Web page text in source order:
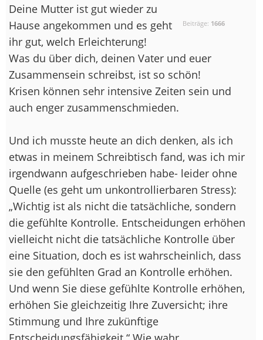
Beiträge: 1666
Deine Mutter ist gut wieder zu
Hause angekommen und es geht
ihr gut, welch Erleichterung!
Was du über dich, deinen Vater und euer
Zusammensein schreibst, ist so schön!
Krisen können sehr intensive Zeiten sein und
auch enger zusammenschmieden.
Und ich musste heute an dich denken, als ich
etwas in meinem Schreibtisch fand, was ich mir
irgendwann aufgeschrieben habe- leider ohne
Quelle (es geht um unkontrollierbaren Stress):
„Wichtig ist als nicht die tatsächliche, sondern
die gefühlte Kontrolle. Entscheidungen erhöhen
vielleicht nicht die tatsächliche Kontrolle über
eine Situation, doch es ist wahrscheinlich, dass
sie den gefühlten Grad an Kontrolle erhöhen.
Und wenn Sie diese gefühlte Kontrolle erhöhen,
erhöhen Sie gleichzeitig Ihre Zuversicht; ihre
Stimmung und Ihre zukünftige